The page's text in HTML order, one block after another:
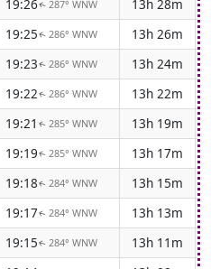
19:26↑ 287° WNW 13h 28m
19:25↑ 286° WNW 13h 26m
19:23↑ 286° WNW 13h 24m
19:22↑ 286° WNW 13h 22m
19:21 ↑ 285° WNW 13h 19m
19:19↑ 285° WNW 13h 17m
19:18↑ 284° WNW 13h 15m
19:17↑ 284° WNW 13h 13m
19:15↑ 284° WNW 13h 11m